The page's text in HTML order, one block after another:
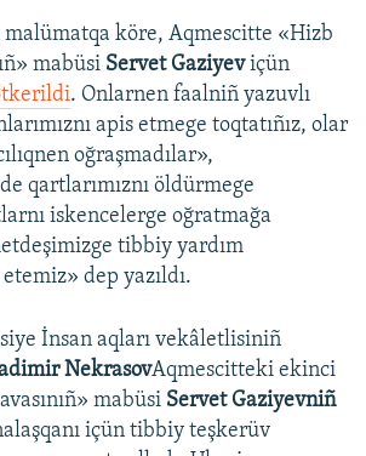
köre, Aqmescitte «Hizb
mabüsi Servet Gaziyeviçün
. Onlarnen faalniñ yazuvlı
apis etmege toqtatıñız, olar
oğraşmadılar»,
qartlarımıznı öldürmege
iskencelerge oğratmağa
tibbiy yardım
dep yazıldı.
İnsan aqları vekâletlisiniñ
NekrasovAqmescitteki ekinci
mabüsi Servet Gaziyevniñ
içün tibbiy teşkerüv